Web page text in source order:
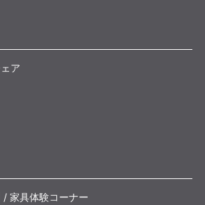
ア
家具体験コーナー